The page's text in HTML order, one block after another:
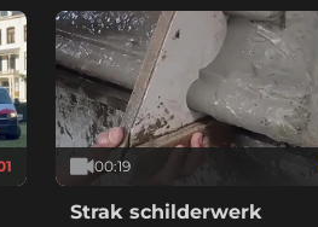
00:19
Strak schilderwerk